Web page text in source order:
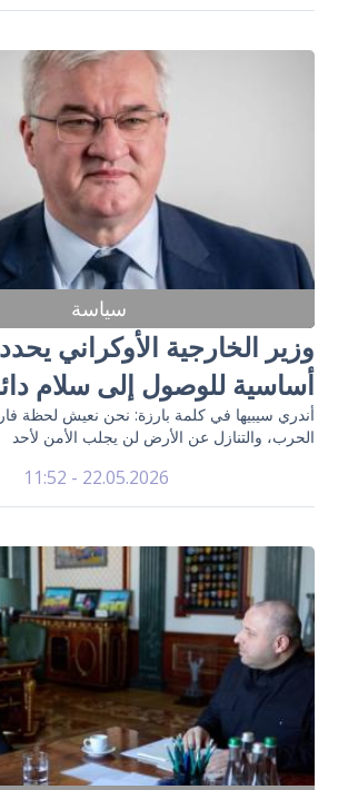
سياسة
أساسية للوصول إلى سلام
أندري سيبيها في كلمة بارزة: نحن نعيش لحظة
الحرب، والتنازل عن الأرض لن يجلب الأمن لأحد
22.05.2026 - 11:52